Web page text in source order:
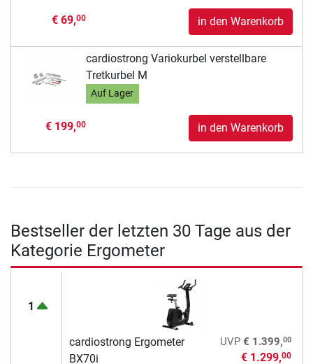
€ 69,00 in den Warenkorb
cardiostrong Variokurbel verstellbare
Tretkurbel M
Auf Lager
€ 199,00 in den Warenkorb
Bestseller der letzten 30 Tage aus der
Kategorie Ergometer
1
cardiostrong Ergometer
BX70i
UVP € 1.399,00
€ 1.299,00